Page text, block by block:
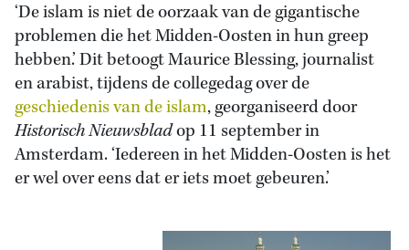
‘De islam is niet de oorzaak van de gigantische
problemen die het Midden-Oosten in hun greep
hebben.’ Dit betoogt Maurice Blessing, journalist
en arabist, tijdens de collegedag over de
geschiedenis van de islam, georganiseerd door
Historisch Nieuwsbladop 11 september in
Amsterdam. ‘Iedereen in het Midden-Oosten is het
er wel over eens dat er iets moet gebeuren.’